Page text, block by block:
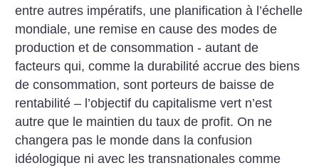
entre autres impératifs, une planification à l’échelle
mondiale, une remise en cause des modes de
production et de consommation - autant de
facteurs qui, comme la durabilité accrue des biens
de consommation, sont porteurs de baisse de
rentabilité – l’objectif du capitalisme vert n’est
autre que le maintien du taux de profit. On ne
changera pas le monde dans la confusion
idéologique ni avec les transnationales comme